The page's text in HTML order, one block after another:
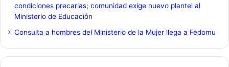
condiciones precarias; comunidad exige nuevo plantel al
Ministerio de Educación
Consulta a hombres del Ministerio de la Mujer llega a Fedomu